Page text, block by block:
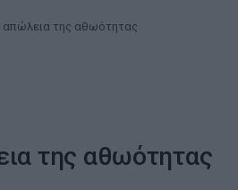
απώλεια της αθωότητας
της αθωότητας